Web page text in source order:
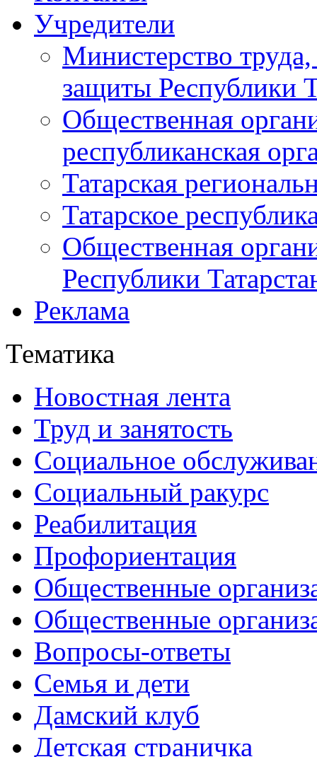
Учредители
Министерство
защиты Республики
Общественная
республиканская
Татарская
Татарское
Общественная
Республики
Реклама
Тематика
Новостная лента
Труд и занятость
Социальное
Социальный ракурс
Реабилитация
Профориентация
Общественные
Общественные
Вопросы-ответы
Семья и дети
Дамский клуб
Детская страничка